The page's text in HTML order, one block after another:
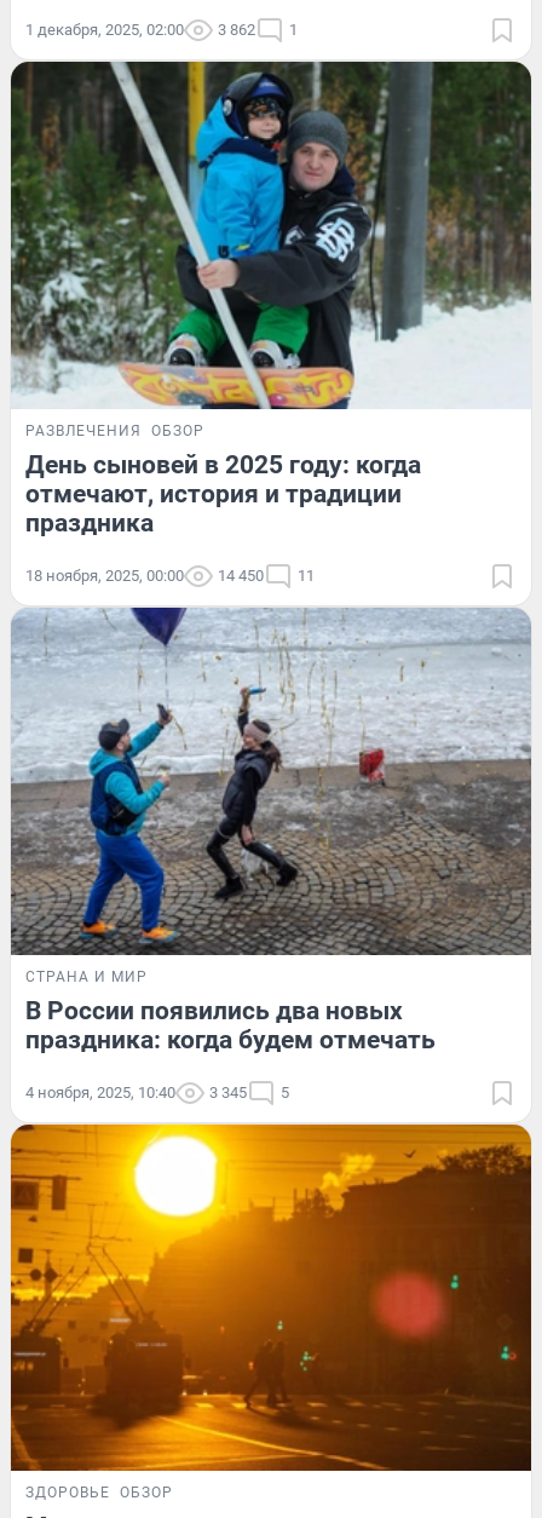
1 декабря, 2025, 02:00 3 862 1
РАЗВЛЕЧЕНИЯ ОБЗОР
День сыновей в 2025 году: когда
отмечают, история и традиции
праздника
18 ноября, 2025, 00:00 14 450 11
СТРАНА И МИР
В России появились два новых
праздника: когда будем отмечать
4 ноября, 2025, 10:40 3 345 5
ЗДОРОВЬЕ ОБЗОР